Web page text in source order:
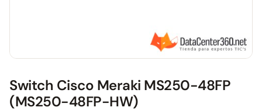
Switch Cisco Meraki MS250-48FP
(MS250-48FP-HW)